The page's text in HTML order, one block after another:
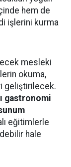
hem de
işlerini kurma
mesleki
okuma,
geliştirilecek.
gastronomi
eğitimlerle
hale